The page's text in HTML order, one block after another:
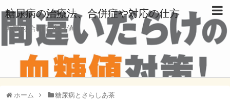
糖尿病の治療法、合併症や対応の仕方
糖尿病,合併症,血糖値
ホーム 糖尿病とさらしあ茶